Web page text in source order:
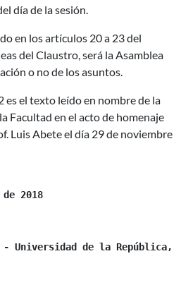
día de la sesión.
en los artículos 20 a 23 del
del Claustro, será la Asamblea
o no de los asuntos.
el texto leído en nombre de la
Facultad en el acto de homenaje
Luis Abete el día 29 de noviembre
en Procesos de Negocio
2018
Universidad de la República,